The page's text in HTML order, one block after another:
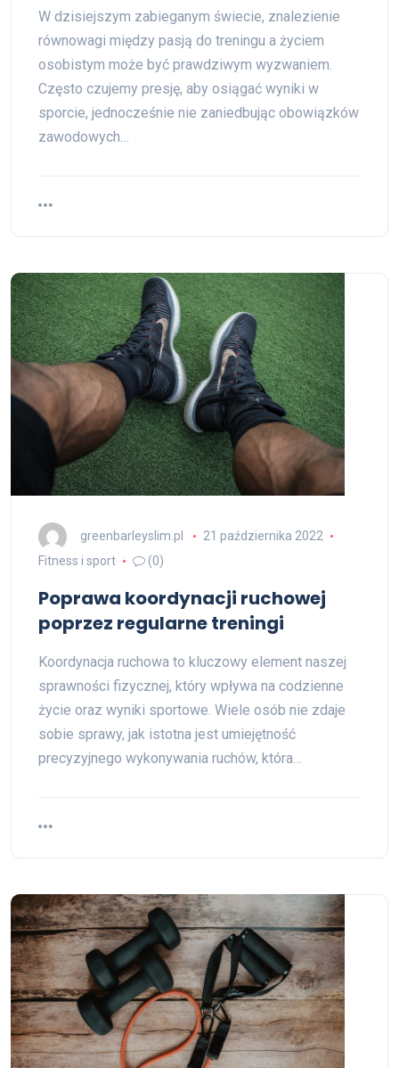
W dzisiejszym zabieganym świecie, znalezienie
równowagi między pasją do treningu a życiem
osobistym może być prawdziwym wyzwaniem.
Często czujemy presję, aby osiągać wyniki w
sporcie, jednocześnie nie zaniedbując obowiązków
zawodowych…
greenbarleyslim.pl
21 października 2022
Fitness i sport
(0)
Poprawa koordynacji ruchowej
poprzez regularne treningi
Koordynacja ruchowa to kluczowy element naszej
sprawności fizycznej, który wpływa na codzienne
życie oraz wyniki sportowe. Wiele osób nie zdaje
sobie sprawy, jak istotna jest umiejętność
precyzyjnego wykonywania ruchów, która…